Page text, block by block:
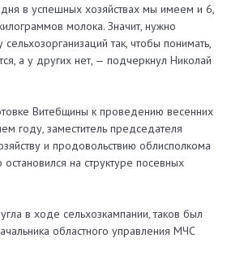
в успешных хозяйствах мы имеем и 6,
молока. Значит, нужно
так, чтобы понимать,
а у других нет, — подчеркнул Николай
Витебщины к проведению весенних
году, заместитель председателя
и продовольствию облисполкома
остановился на структуре посевных
в ходе сельхозкампании, таков был
областного управления МЧС